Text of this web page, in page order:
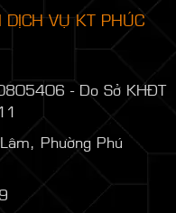
DỊCH VỤ KT PHÚC
- Do Sở KHĐT
Phường Phú